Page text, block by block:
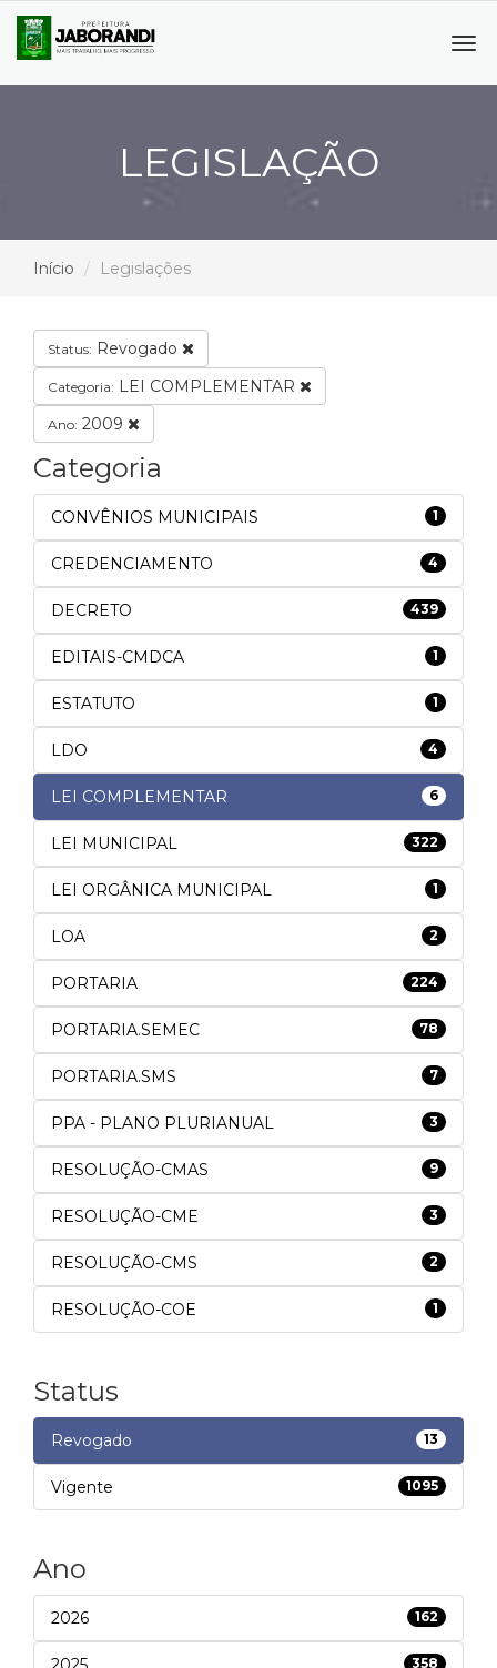
LEGISLAÇÃO
Início Legislações
Status: Revogado
Categoria: LEI COMPLEMENTAR
Ano: 2009
Categoria
CONVÊNIOS MUNICIPAIS 1
CREDENCIAMENTO 4
DECRETO 439
EDITAIS-CMDCA 1
ESTATUTO 1
LDO 4
LEI COMPLEMENTAR 6
LEI MUNICIPAL 322
LEI ORGÂNICA MUNICIPAL 1
LOA 2
PORTARIA 224
PORTARIA.SEMEC 78
PORTARIA.SMS 7
PPA - PLANO PLURIANUAL 3
RESOLUÇÃO-CMAS 9
RESOLUÇÃO-CME 3
RESOLUÇÃO-CMS 2
RESOLUÇÃO-COE 1
Status
Revogado 13
Vigente 1095
Ano
2026 162
358